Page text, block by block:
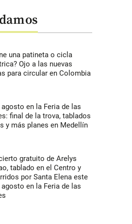
una patineta o cicla
Ojo a las nuevas
para circular en Colombia
agosto en la Feria de las
final de la trova, tablados
y más planes en Medellín
gratuito de Arelys
tablado en el Centro y
por Santa Elena este
agosto en la Feria de las